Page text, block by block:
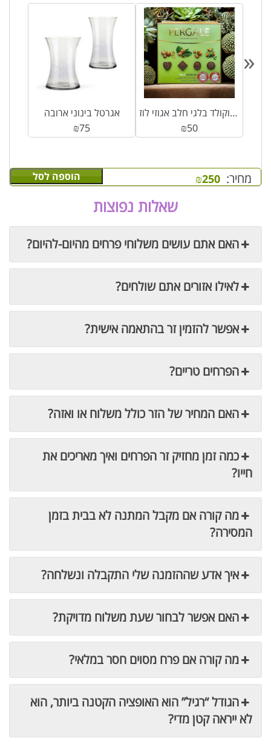
מחיר: ₪250 הוספה לסל
אגרטל בינוני ארובה
₪75
מארז שוקולד בלגי חלב אגוזי לוז PERGALE
₪50
«
שאלות נפוצות
האם אתם עושים משלוחי פרחים מהיום-להיום?
לאילו אזורים אתם שולחים?
אפשר להזמין זר בהתאמה אישית?
הפרחים טריים?
האם המחיר של הזר כולל משלוח או ואזה?
כמה זמן מחזיק זר הפרחים ואיך מאריכים את
חייו?
מה קורה אם מקבל המתנה לא בבית בזמן
המסירה?
איך אדע שההזמנה שלי התקבלה ונשלחה?
האם אפשר לבחור שעת משלוח מדויקת?
מה קורה אם פרח מסוים חסר במלאי?
הגודל “רגיל” הוא האופציה הקטנה ביותר, הוא
לא ייראה קטן מדי?